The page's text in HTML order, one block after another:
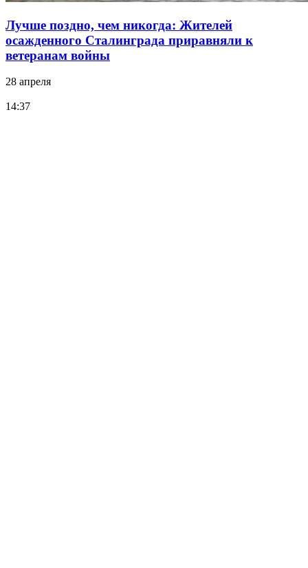
Лучше поздно, чем никогда: Жителей
осажденного Сталинграда приравняли к
ветеранам войны
28 апреля
14:37